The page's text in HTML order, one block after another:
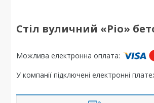
Стіл вуличний «Ріо»
У компанії підключені електронні